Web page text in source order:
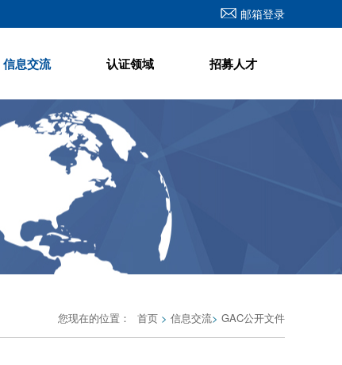
邮箱登录
信息交流 认证领域 招募人才
您现在的位置： 首页 > 信息交流> GAC公开文件